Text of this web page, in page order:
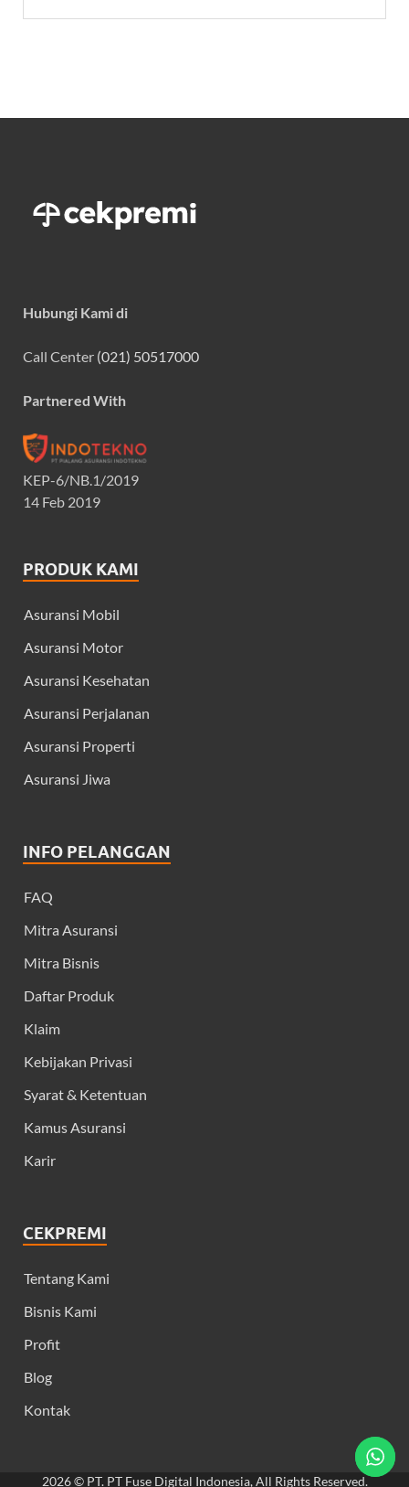
Hubungi Kami di
Call Center (021) 50517000
Partnered With
KEP-6/NB.1/2019
14 Feb 2019
PRODUK KAMI
Asuransi Mobil
Asuransi Motor
Asuransi Kesehatan
Asuransi Perjalanan
Asuransi Properti
Asuransi Jiwa
INFO PELANGGAN
FAQ
Mitra Asuransi
Mitra Bisnis
Daftar Produk
Klaim
Kebijakan Privasi
Syarat & Ketentuan
Kamus Asuransi
Karir
CEKPREMI
Tentang Kami
Bisnis Kami
Profit
Blog
Kontak
2026 © PT. PT Fuse Digital Indonesia, All Rights Reserved.